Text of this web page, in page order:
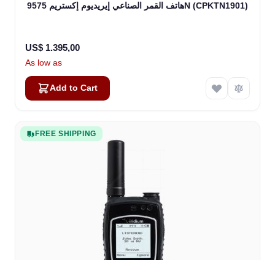
هاتف القمر الصناعي إيريديوم إكستريم 9575N (CPKTN1901)
US$ 1.395,00
As low as
Add to Cart
FREE SHIPPING